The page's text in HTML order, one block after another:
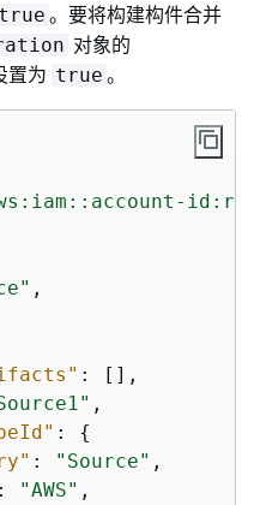
true 。要将构建构件合并
对象的
置为 true 。
,
: [],
,
: {
: "Source" ,
: "AWS" ,